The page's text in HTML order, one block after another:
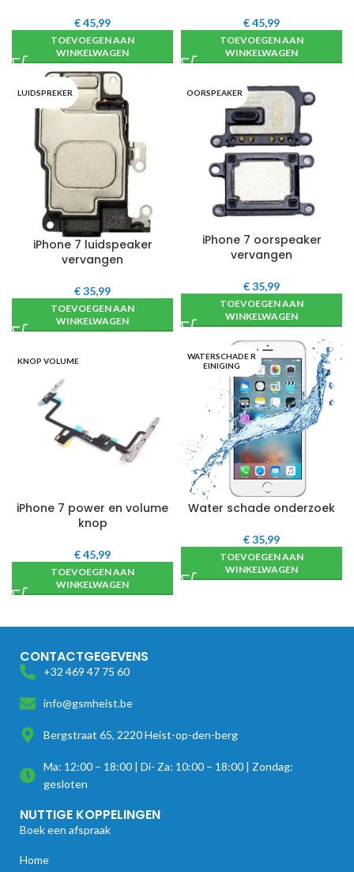
€45,99
TOEVOEGEN AAN
WINKELWAGEN
€45,99
TOEVOEGEN AAN
WINKELWAGEN
LUIDSPREKER
iPhone 7 luidspeaker
vervangen
€35,99
TOEVOEGEN AAN
WINKELWAGEN
OORSPEAKER
iPhone 7 oorspeaker
vervangen
€35,99
TOEVOEGEN AAN
WINKELWAGEN
KNOP VOLUME
iPhone 7 power en volume
knop
€45,99
TOEVOEGEN AAN
WINKELWAGEN
WATERSCHADE R
EINIGING
Water schade onderzoek
€35,99
TOEVOEGEN AAN
WINKELWAGEN
CONTACTGEGEVENS
+32 469 47 75 60
info@gsmheist.be
Bergstraat 65, 2220 Heist-op-den-berg
Ma: 12:00 – 18:00 | Di- Za: 10:00 – 18:00 | Zondag:
gesloten
NUTTIGE KOPPELINGEN
Boek een afspraak
Home